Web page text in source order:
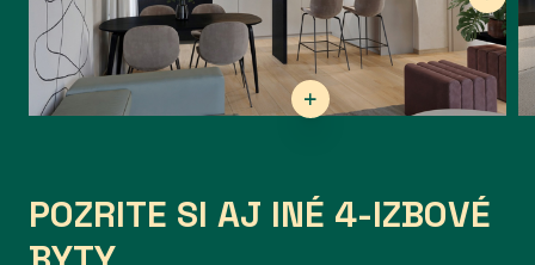
POZRITE SI AJ INÉ 4-IZBOVÉ